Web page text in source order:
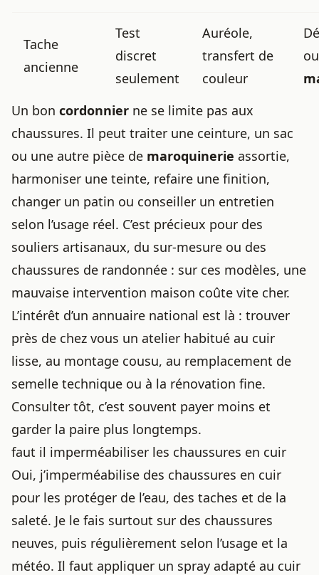
Tache
ancienne
Test
discret
seulement
Auréole,
transfert de
couleur
ou
Un bon cordonnier ne se limite pas aux
chaussures. Il peut traiter une ceinture, un sac
ou une autre pièce de maroquinerie assortie,
harmoniser une teinte, refaire une finition,
changer un patin ou conseiller un entretien
selon l’usage réel. C’est précieux pour des
souliers artisanaux, du sur-mesure ou des
chaussures de randonnée : sur ces modèles, une
mauvaise intervention maison coûte vite cher.
L’intérêt d’un annuaire national est là : trouver
près de chez vous un atelier habitué au cuir
lisse, au montage cousu, au remplacement de
semelle technique ou à la rénovation fine.
Consulter tôt, c’est souvent payer moins et
garder la paire plus longtemps.
faut il imperméabiliser les chaussures en cuir
Oui, j’imperméabilise des chaussures en cuir
pour les protéger de l’eau, des taches et de la
saleté. Je le fais surtout sur des chaussures
neuves, puis régulièrement selon l’usage et la
météo. Il faut appliquer un spray adapté au cuir